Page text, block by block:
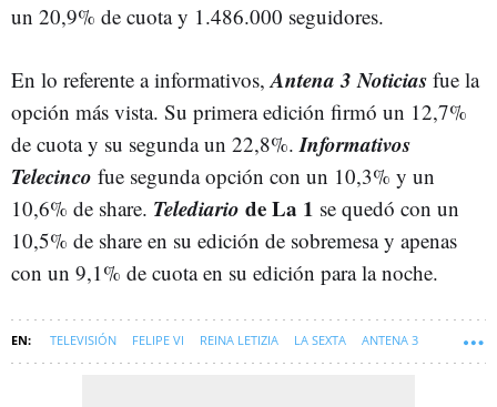
un 20,9% de cuota y 1.486.000 seguidores.
En lo referente a informativos, Antena 3 Noticias fue la
opción más vista. Su primera edición firmó un 12,7%
de cuota y su segunda un 22,8%. Informativos
Telecinco fue segunda opción con un 10,3% y un
10,6% de share. Telediario de La 1 se quedó con un
10,5% de share en su edición de sobremesa y apenas
con un 9,1% de cuota en su edición para la noche.
TELEVISIÓN FELIPE VI REINA LETIZIA LA SEXTA ANTENA 3